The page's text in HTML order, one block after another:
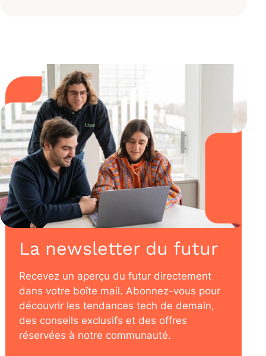
La newsletter du futur
Recevez un aperçu du futur directement
dans votre boîte mail. Abonnez-vous pour
découvrir les tendances tech de demain,
des conseils exclusifs et des offres
réservées à notre communauté.